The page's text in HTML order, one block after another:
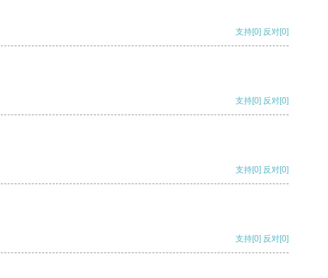
支持[0] 反对[0]
支持[0] 反对[0]
支持[0] 反对[0]
支持[0] 反对[0]